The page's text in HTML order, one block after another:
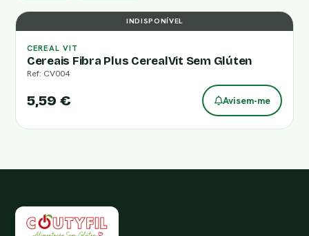
INDISPONÍVEL
CEREAL VIT
Cereais Fibra Plus CerealVit Sem Glúten
Ref: CV004
5,59 € Avisem-me